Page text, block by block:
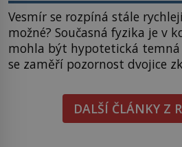
Vesmír se rozpíná stále
možné? Současná fyzika je v
mohla být hypotetická temná
se zaměří pozornost dvojice
hmatatelnějšího. Naprosto
Astronomové Pedro
mravenčí prací zkoumají
DALŠÍ ČLÁNKY Z